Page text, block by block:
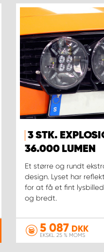
3 STK.
36.000 LUMEN
Et større og rundt
design. Lyset har
for at få et fint
og bredt.
5 087 DKK
EKSKL. 25 % MOMS